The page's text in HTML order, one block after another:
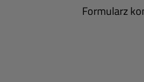
Formularz